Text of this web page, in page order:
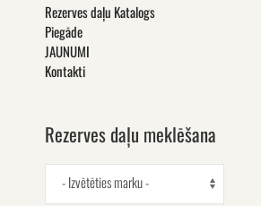
Rezerves daļu Katalogs
Piegāde
JAUNUMI
Kontakti
Rezerves daļu meklēšana
- Izvētēties marku -